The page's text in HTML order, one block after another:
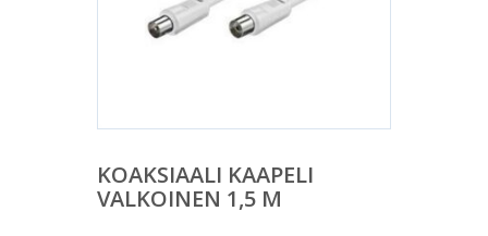
KOAKSIAALI KAAPELI
VALKOINEN 1,5 M